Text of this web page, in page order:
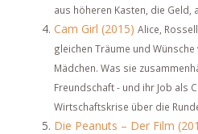
aus höheren Kasten, die Geld,
Cam Girl (2015) Alice,
gleichen Träume und
Mädchen. Was sie
Freundschaft - und ihr Job als
Wirtschaftskrise über die
Die Peanuts – Der Film